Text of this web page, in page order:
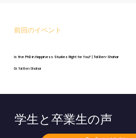
学生と卒業生の声
前回のイベント
Is the PhD in Happiness Studies Right for You? | Tal Ben-Shahar
Dr. Tal Ben Shahar